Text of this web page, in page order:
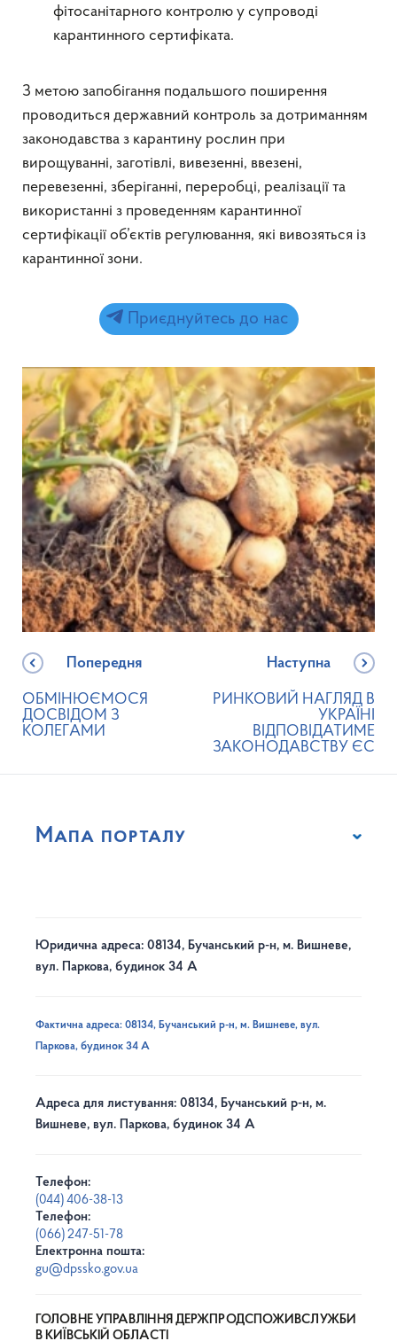
фітосанітарного контролю у супроводі
карантинного сертифіката.
З метою запобігання подальшого поширення
проводиться державний контроль за дотриманням
законодавства з карантину рослин при
вирощуванні, заготівлі, вивезенні, ввезені,
перевезенні, зберіганні, переробці, реалізації та
використанні з проведенням карантинної
сертифікації об’єктів регулювання, які вивозяться із
карантинної зони.
Приєднуйтесь до нас
Попередня
ОБМІНЮЄМОСЯ
ДОСВІДОМ З
КОЛЕГАМИ
Наступна
РИНКОВИЙ НАГЛЯД В
УКРАЇНІ
ВІДПОВІДАТИМЕ
ЗАКОНОДАВСТВУ ЄС
Мапа порталу
Юридична адреса: 08134, Бучанський р-н, м. Вишневе,
вул. Паркова, будинок 34 А
Фактична адреса: 08134, Бучанський р-н, м. Вишневе, вул.
Паркова, будинок 34 А
Адреса для листування: 08134, Бучанський р-н, м.
Вишневе, вул. Паркова, будинок 34 А
Телефон:
(044) 406-38-13
Телефон:
(066) 247-51-78
Електронна пошта:
gu@dpssko.gov.ua
ГОЛОВНЕ УПРАВЛІННЯ ДЕРЖПРОДСПОЖИВСЛУЖБИ
В КИЇВСЬКІЙ ОБЛАСТІ